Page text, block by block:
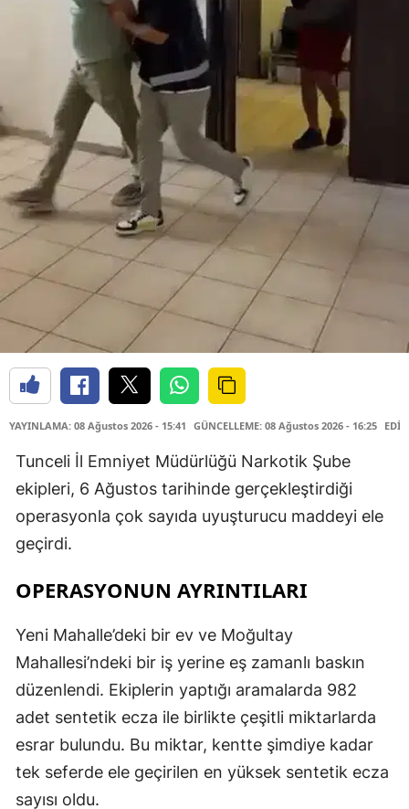
YAYINLAMA: 08 Ağustos 2026 - 15:41 GÜNCELLEME: 08 Ağustos 2026 - 16:25
Tunceli İl Emniyet Müdürlüğü Narkotik Şube
ekipleri, 6 Ağustos tarihinde gerçekleştirdiği
operasyonla çok sayıda uyuşturucu maddeyi ele
geçirdi.
OPERASYONUN AYRINTILARI
Yeni Mahalle’deki bir ev ve Moğultay
Mahallesi’ndeki bir iş yerine eş zamanlı baskın
düzenlendi. Ekiplerin yaptığı aramalarda 982
adet sentetik ecza ile birlikte çeşitli miktarlarda
esrar bulundu. Bu miktar, kentte şimdiye kadar
tek seferde ele geçirilen en yüksek sentetik ecza
sayısı oldu.